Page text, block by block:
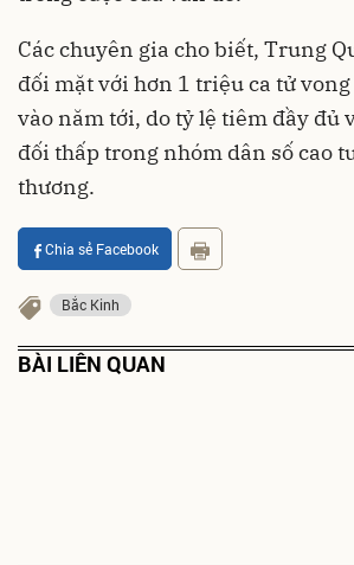
Các chuyên gia cho biết, Trung
đối mặt với hơn 1 triệu ca tử
vào năm tới, do tỷ lệ tiêm đầy đủ
đối thấp trong nhóm dân số cao
thương.
Chia sẻ Facebook
Bắc Kinh
BÀI LIÊN QUAN